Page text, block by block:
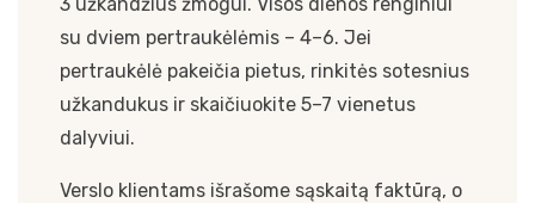
su dviem pertraukėlėmis – 4–6. Jei
pertraukėlė pakeičia pietus, rinkitės sotesnius
užkandukus ir skaičiuokite 5–7 vienetus
dalyviui.
Verslo klientams išrašome sąskaitą faktūrą, o